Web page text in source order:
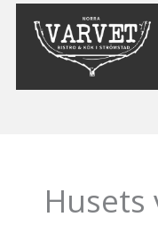
Husets